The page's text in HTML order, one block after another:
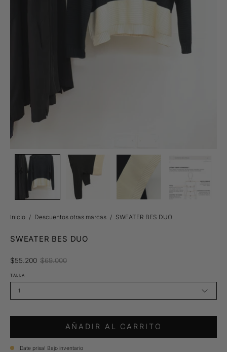
Inicio / Descuentos otras marcas / SWEATER BES DUO
SWEATER BES DUO
$55.200 $69.000
TALLA
1
AÑADIR AL CARRITO
¡Date prisa! Bajo inventario